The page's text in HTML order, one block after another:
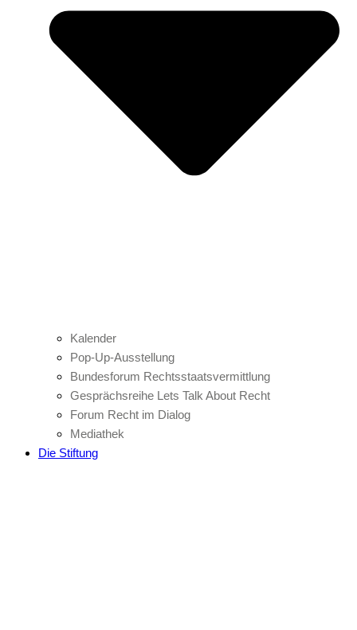
Kalender
Pop-Up-Ausstellung
Bundesforum Rechtsstaatsvermittlung
Gesprächsreihe Lets Talk About Recht
Forum Recht im Dialog
Mediathek
Die Stiftung